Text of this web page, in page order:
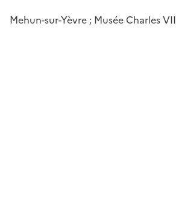
Mehun-sur-Yèvre ; Musée Charles VII